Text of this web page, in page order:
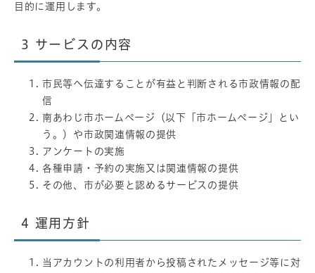
目的に運用します。
3 サービスの内容
市民等へ伝達することが有益と判断される市政情報の配
信
南あわじ市ホームページ（以下「市ホームページ」とい
う。）や市政関連情報の提供
アンケートの実施
各種申請・予約の実施又は関連情報の提供
その他、市が必要と認めるサービスの提供
4 運用方針
当アカウントの利用者から投稿されたメッセージ等に対